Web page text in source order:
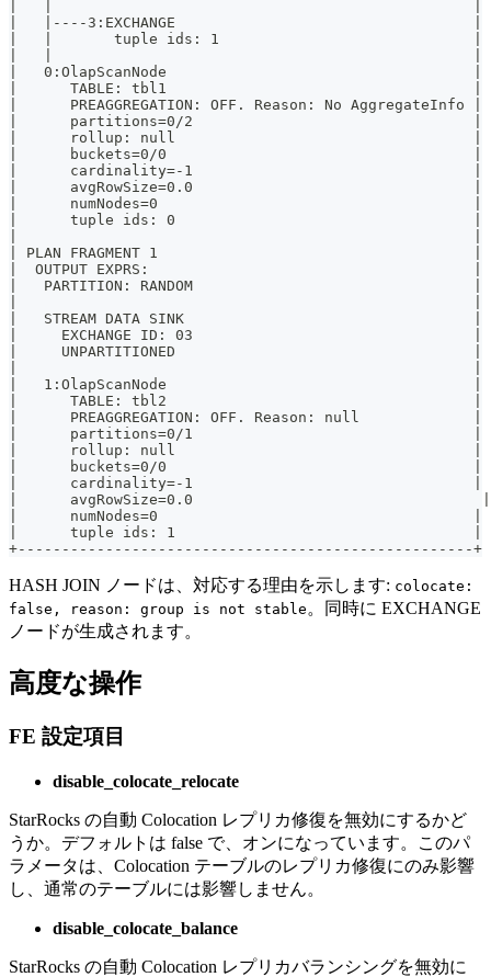
|   |----3:EXCHANGE                                  |
|   |       tuple ids: 1                             |
|   0:OlapScanNode                                   |
|      TABLE: tbl1                                   |
|      PREAGGREGATION: OFF. Reason: No AggregateInfo |
|      partitions=0/2                                |
|      rollup: null                                  |
|      buckets=0/0                                   |
|      cardinality=-1                                |
|      avgRowSize=0.0                                |
|      numNodes=0                                    |
|      tuple ids: 0                                  |
| PLAN FRAGMENT 1                                    |
|  OUTPUT EXPRS:                                     |
|   PARTITION: RANDOM                                |
|   STREAM DATA SINK                                 |
|     EXCHANGE ID: 03                                |
|     UNPARTITIONED                                  |
|   1:OlapScanNode                                   |
|      TABLE: tbl2                                   |
|      PREAGGREGATION: OFF. Reason: null             |
|      partitions=0/1                                |
|      rollup: null                                  |
|      buckets=0/0                                   |
|      cardinality=-1                                |
|      avgRowSize=0.0                                 |
|      numNodes=0                                    |
|      tuple ids: 1                                  |
+----------------------------------------------------+
HASH JOIN ノードは、対応する理由を示します: colocate:
false, reason: group is not stable 。同時に EXCHANGE
ノードが生成されます。
高度な操作
FE 設定項目
disable_colocate_relocate
StarRocks の自動 Colocation レプリカ修復を無効にするかど
うか。デフォルトは false で、オンになっています。このパ
ラメータは、Colocation テーブルのレプリカ修復にのみ影響
し、通常のテーブルには影響しません。
disable_colocate_balance
StarRocks の自動 Colocation レプリカバランシングを無効に